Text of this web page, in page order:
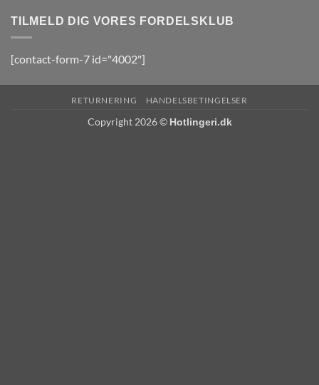
TILMELD DIG VORES FORDELSKLUB
[contact-form-7 id="4002"]
RETURNERING HANDELSBETINGELSER
Copyright 2026 © Hotlingeri.dk